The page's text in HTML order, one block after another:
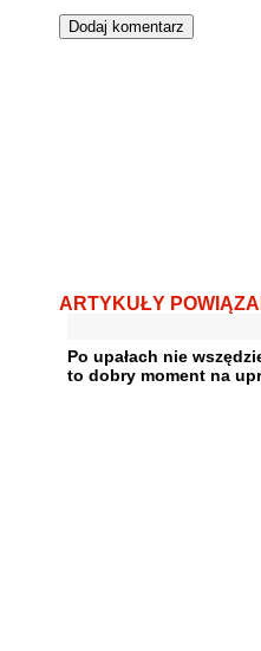
ARTYKUŁY
Po upałach nie
to dobry moment na